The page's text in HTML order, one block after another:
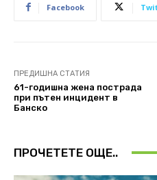
Facebook
ПРЕДИШНА СТАТИЯ
61-годишна жена пострада
при пътен инцидент в
Банско
ПРОЧЕТЕТЕ ОЩЕ..